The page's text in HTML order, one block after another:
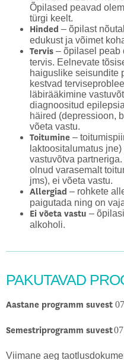
Õpilased peavad
türgi keelt.
Hinded – õpilast
edukust ja võimet
Tervis – õpilasel peab
tervis. Eelnevate
haiguslike seisundite
kestvad
läbirääkimine
diagnoositud
häired (depressioon,
võeta vastu.
Toitumine –
laktoositalumatus
vastuvõtva
olnud varasemalt
jms), ei võeta vastu.
Allergiad – rohkete
paigutada ning on
Ei võeta vastu –
alkoholi.
PAKUTAVAD
Aastane programm suvest
Semestriprogramm suvest
Viimane aeg